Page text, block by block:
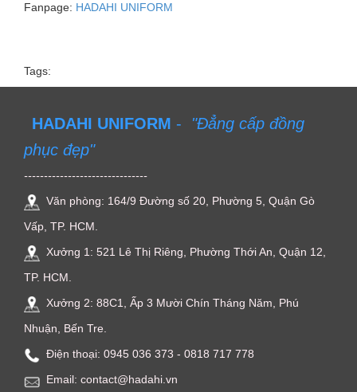
​Fanpage: HADAHI UNIFORM
Tags:
HADAHI UNIFORM - "Đẳng cấp đồng
phục đẹp"
-------------------------------
Văn phòng: 164/9 Đường số 20, Phường 5, Quận Gò
Vấp, TP. HCM.
Xưởng 1: 521 Lê Thị Riêng, Phường Thới An, Quận 12,
TP. HCM.
Xưởng 2: 88C1, Ấp 3 Mười Chín Tháng Năm, Phú
Nhuận, Bến Tre.
Điện thoại: ‭0945 036 373‬ - 0818 717 778
Email: contact@hadahi.vn